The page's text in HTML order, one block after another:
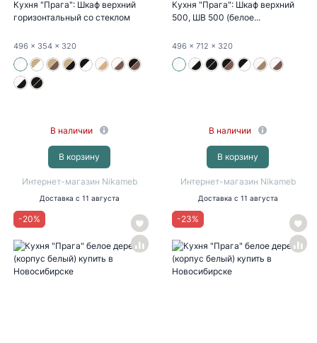
Кухня "Прага": Шкаф верхний
горизонтальный со стеклом
496 x 354 x 320
В наличии
В корзину
Интернет-магазин Nikameb
Доставка с 11 августа
Кухня "Прага": Шкаф верхний
500, ШВ 500 (белое...
496 x 712 x 320
В наличии
В корзину
Интернет-магазин Nikameb
Доставка с 11 августа
-20% -23%